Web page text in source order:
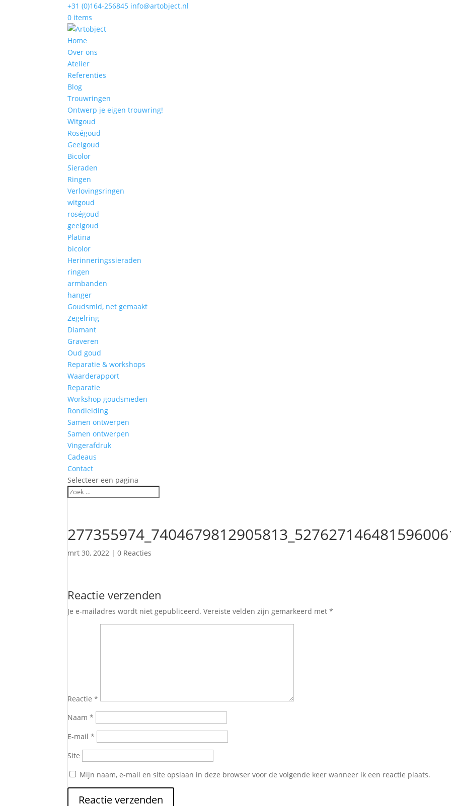
+31 (0)164-256845 info@artobject.nl
0 items
Home
Over ons
Atelier
Referenties
Blog
Trouwringen
Ontwerp je eigen trouwring!
Witgoud
Roségoud
Geelgoud
Bicolor
Sieraden
Ringen
Verlovingsringen
witgoud
roségoud
geelgoud
Platina
bicolor
Herinneringssieraden
ringen
armbanden
hanger
Goudsmid, net gemaakt
Zegelring
Diamant
Graveren
Oud goud
Reparatie & workshops
Waarderapport
Reparatie
Workshop goudsmeden
Rondleiding
Samen ontwerpen
Samen ontwerpen
Vingerafdruk
Cadeaus
Contact
Selecteer een pagina
mrt 30, 2022 |0 Reacties
Reactie verzenden
Je e-mailadres wordt niet gepubliceerd. Vereiste velden zijn gemarkeerd met*
Reactie*
Naam*
E-mail*
Site
Mijn naam, e-mail en site opslaan in deze browser voor de volgende keer wanneer ik een reactie plaats.